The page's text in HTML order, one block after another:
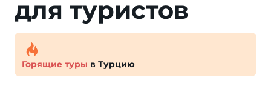
для туристов
Горящие туры в Турцию